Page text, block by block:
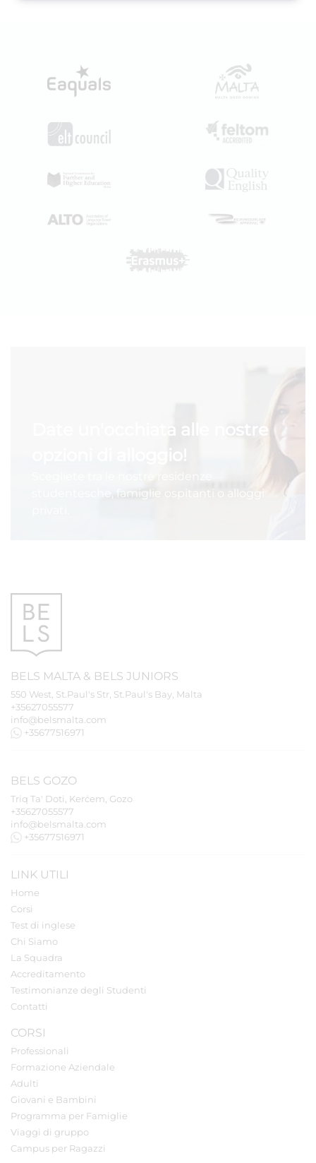
Date un'occhiata alle nostre
studentesche, famiglie ospitanti o alloggi
BELS MALTA & BELS JUNIORS
550 West, St.Paul's Str, St.Paul's Bay, Malta
+35627055577
info@belsmalta.com
+35677516971
BELS GOZO
Triq Ta' Doti, Kerċem, Gozo
+35627055577
info@belsmalta.com
+35677516971
LINK UTILI
Home
Corsi
Test di inglese
Chi Siamo
La Squadra
Accreditamento
Testimonianze degli Studenti
Contatti
CORSI
Professionali
Formazione Aziendale
Adulti
Giovani e Bambini
Programma per Famiglie
Viaggi di gruppo
Campus per Ragazzi